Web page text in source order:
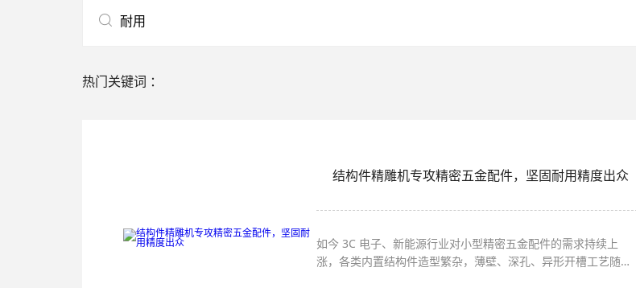
热门关键词 ：
结构件精雕机专攻精密五金配件，坚固耐用精度出众
如今 3C 电子、新能源行业对小型精密五金配件的需求持续上
涨，各类内置结构件造型繁杂，薄壁、深孔、异形开槽工艺随处